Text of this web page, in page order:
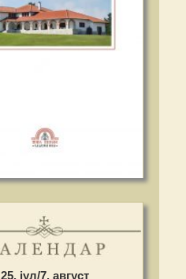
25. јул/7. август